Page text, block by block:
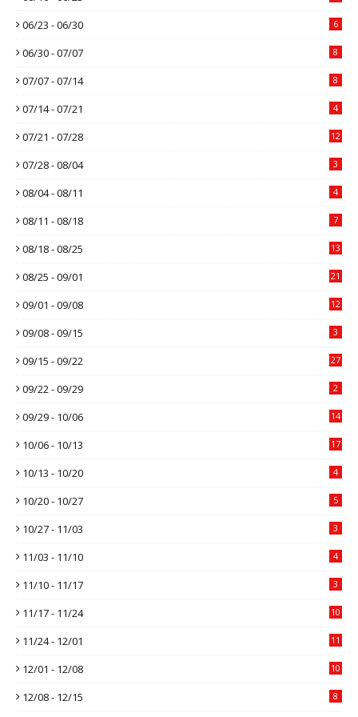
06/23 - 06/30 6
06/30 - 07/07 8
07/07 - 07/14 8
07/14 - 07/21 4
07/21 - 07/28 12
07/28 - 08/04 3
08/04 - 08/11 4
08/11 - 08/18 7
08/18 - 08/25 13
08/25 - 09/01 21
09/01 - 09/08 12
09/08 - 09/15 3
09/15 - 09/22 27
09/22 - 09/29 2
09/29 - 10/06 14
10/06 - 10/13 17
10/13 - 10/20 4
10/20 - 10/27 5
10/27 - 11/03 3
11/03 - 11/10 4
11/10 - 11/17 3
11/17 - 11/24 10
11/24 - 12/01 11
12/01 - 12/08 10
12/08 - 12/15 8